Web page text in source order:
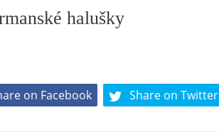
na spôsob muffiny
kardamomu a šafránu (koncentrát)
halušky
on Facebook Share on Twitter